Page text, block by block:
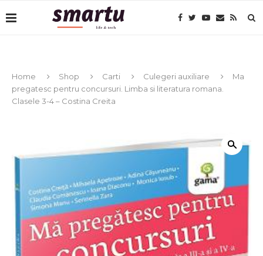
Home Shop Carti Culegeri auxiliare
Ma
pregatesc pentru concursuri. Limba si literatura romana.
Clasele 3-4 – Costina Creita